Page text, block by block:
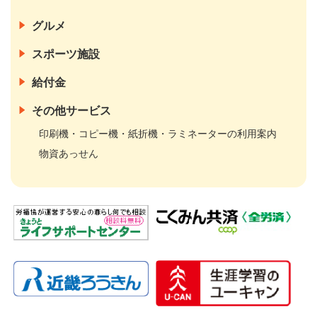
グルメ
スポーツ施設
給付金
その他サービス
印刷機・コピー機・紙折機・ラミネーターの利用案内
物資あっせん